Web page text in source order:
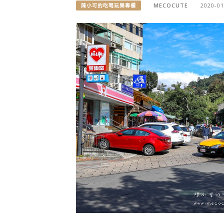
陳小可的吃喝玩樂專欄 MECOCUTE 2020-